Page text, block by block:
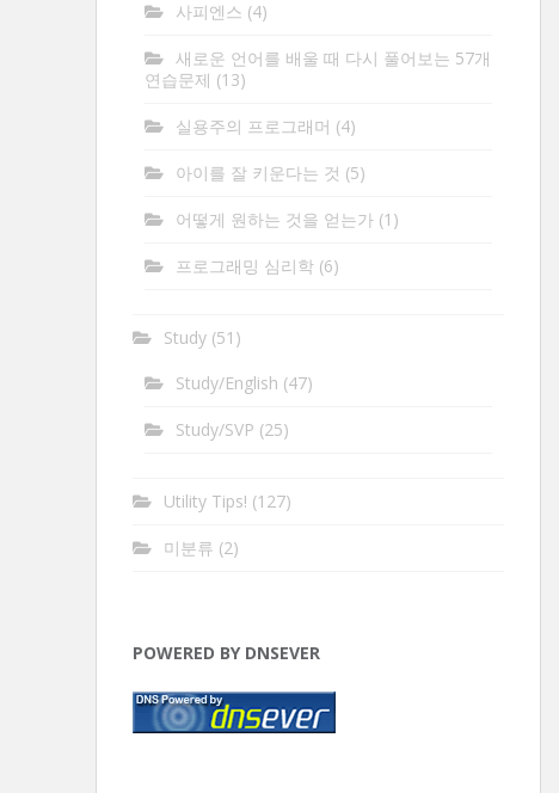
사피엔스 (4)
새로운 언어를 배울 때 다시 풀어보는 57개
연습문제 (13)
실용주의 프로그래머 (4)
아이를 잘 키운다는 것 (5)
어떻게 원하는 것을 얻는가(1)
프로그래밍 심리학(6)
Study(51)
Study/English (47)
Study/SVP (25)
Utility Tips! (127)
미분류 (2)
POWERED BY DNSEVER